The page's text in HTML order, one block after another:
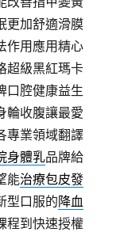
更加舒適滑膜
作用應用精心
超級黑紅瑪卡
口腔健康益生
輪收腹讓最愛
專業領域翻譯
身體乳品牌給
能治療包皮發
型口服的降血
程到快速授權